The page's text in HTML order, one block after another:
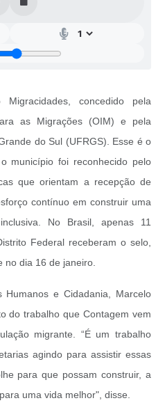
concedido pela
as Migrações (OIM) e pela
do Sul (UFRGS). Esse é o
município foi reconhecido pelo
que orientam a recepção de
contínuo em construir uma
No Brasil, apenas 11
Federal receberam o selo,
no dia 16 de janeiro.
e Cidadania, Marcelo
do trabalho que Contagem vem
migrante. “É um trabalho
agindo para assistir essas
para que possam construir, a
uma vida melhor", disse.